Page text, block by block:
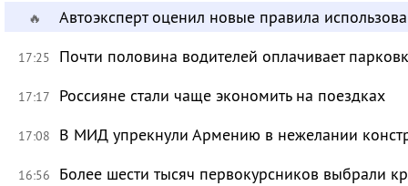
🔥 Автоэксперт оценил новые правила
17:25 Почти половина водителей оплачивает
17:17 Россияне стали чаще экономить на поездках
17:08 В МИД упрекнули Армению в нежелании
16:56 Более шести тысяч первокурсников выбрали